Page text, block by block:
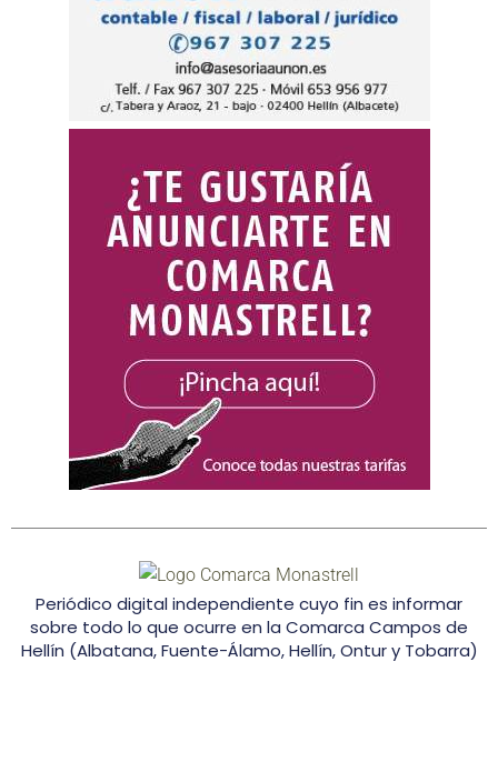
Periódico digital independiente cuyo fin es informar
sobre todo lo que ocurre en la Comarca Campos de
Hellín (Albatana, Fuente-Álamo, Hellín, Ontur y Tobarra)